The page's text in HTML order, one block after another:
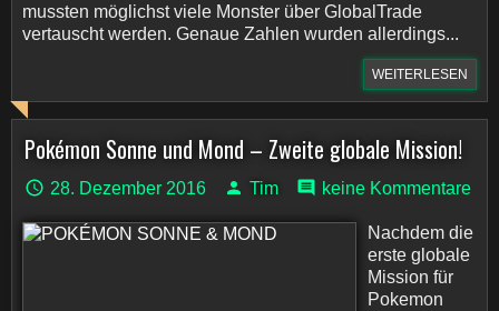
mussten möglichst viele Monster über GlobalTrade
vertauscht werden. Genaue Zahlen wurden allerdings...
WEITERLESEN
Pokémon Sonne und Mond – Zweite globale Mission!
28. Dezember 2016 Tim keine Kommentare
Nachdem die
erste globale
Mission für
Pokemon